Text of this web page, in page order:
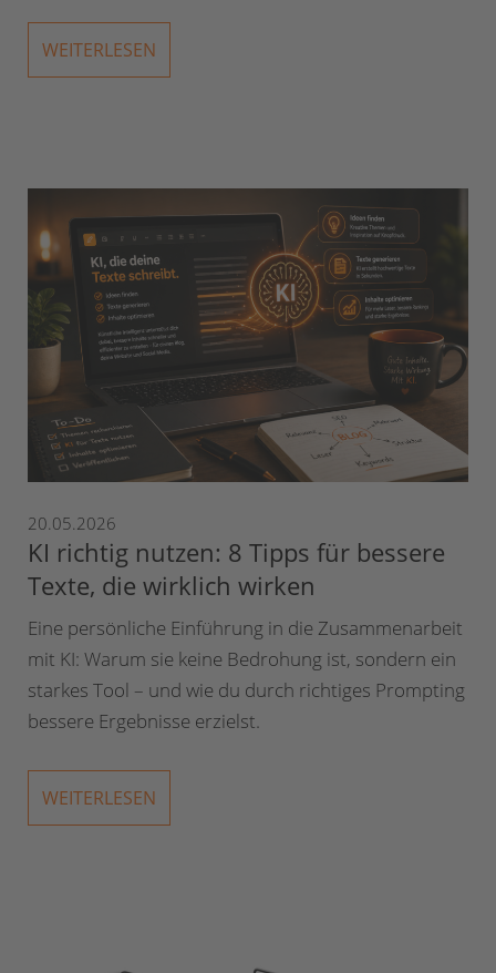
WEITERLESEN
20.05.2026
KI richtig nutzen: 8 Tipps für bessere
Texte, die wirklich wirken
Eine persönliche Einführung in die Zusammenarbeit
mit KI: Warum sie keine Bedrohung ist, sondern ein
starkes Tool – und wie du durch richtiges Prompting
bessere Ergebnisse erzielst.
WEITERLESEN